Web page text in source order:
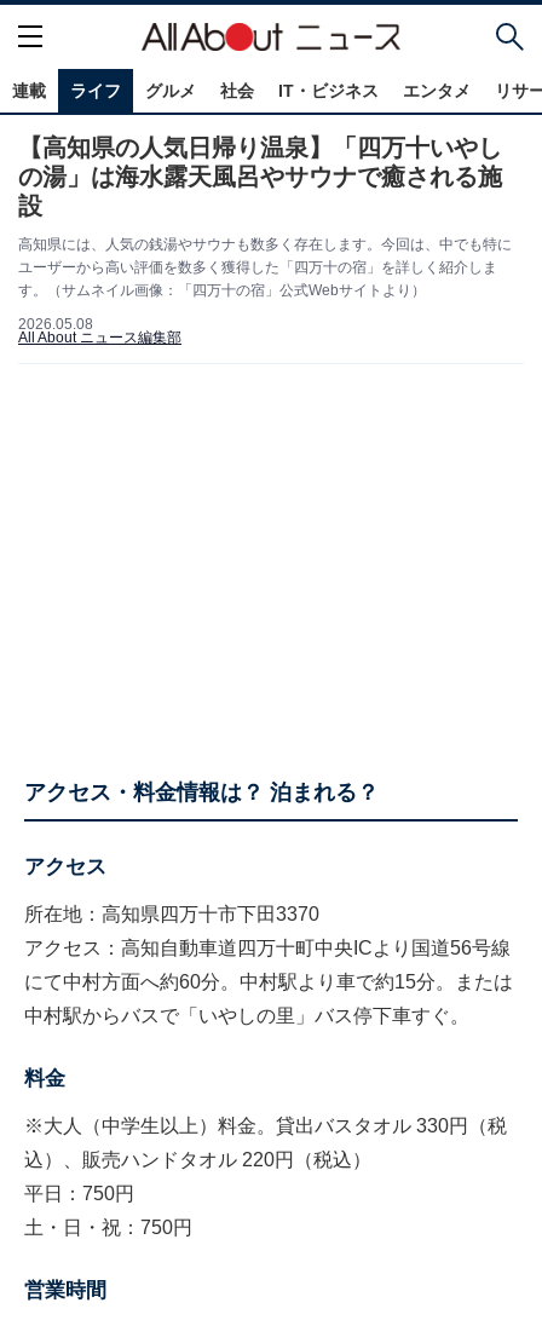
連載 ライフ グルメ 社会 IT・ビジネス エンタメ リサ
【高知県の人気日帰り温泉】「四万十いやし
の湯」は海水露天風呂やサウナで癒される施
設
高知県には、人気の銭湯やサウナも数多く存在します。今回は、中でも特に
ユーザーから高い評価を数多く獲得した「四万十の宿」を詳しく紹介しま
す。（サムネイル画像：「四万十の宿」公式Webサイトより）
2026.05.08
All About ニュース編集部
アクセス・料金情報は？ 泊まれる？
アクセス
所在地：高知県四万十市下田3370
アクセス：高知自動車道四万十町中央ICより国道56号線
にて中村方面へ約60分。中村駅より車で約15分。または
中村駅からバスで「いやしの里」バス停下車すぐ。
料金
※大人（中学生以上）料金。貸出バスタオル 330円（税
込）、販売ハンドタオル 220円（税込）
平日：750円
土・日・祝：750円
営業時間